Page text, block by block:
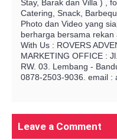
Stay, Barak dan Villa ) ,
Catering, Snack,
Photo dan Video yang
berharga bersama rekan
With Us : ROVERS
MARKETING OFFICE :
RW. 03. Lembang -
0878-2503-9036. email :
Leave a Comment